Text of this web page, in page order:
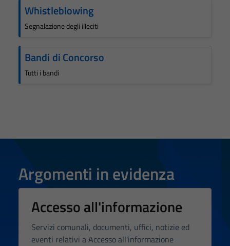
Whistleblowing
Segnalazione degli illeciti
Bandi di Concorso
Tutti i bandi
Argomenti in evidenza
Accesso all'informazione
Servizi comunali, documenti, uffici, notizie ed
eventi relativi a Accesso all'informazione